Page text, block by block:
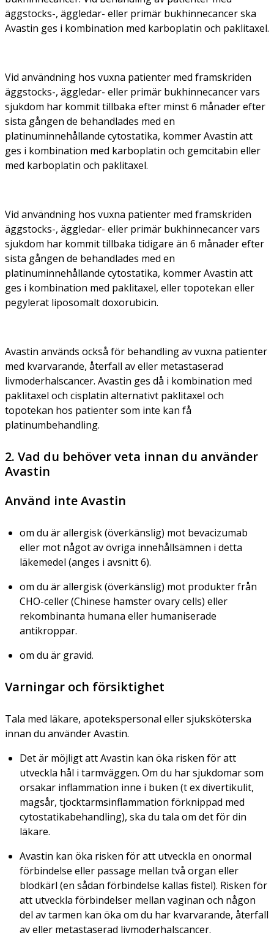
äggstocks-, äggledar- eller primär bukhinnecancer ska
Avastin ges i kombination med karboplatin och paklitaxel.
Vid användning hos vuxna patienter med framskriden
äggstocks-, äggledar- eller primär bukhinnecancer vars
sjukdom har kommit tillbaka efter minst 6 månader efter
sista gången de behandlades med en
platinuminnehållande cytostatika, kommer Avastin att
ges i kombination med karboplatin och gemcitabin eller
med karboplatin och paklitaxel.
Vid användning hos vuxna patienter med framskriden
äggstocks-, äggledar- eller primär bukhinnecancer vars
sjukdom har kommit tillbaka tidigare än 6 månader efter
sista gången de behandlades med en
platinuminnehållande cytostatika, kommer Avastin att
ges i kombination med paklitaxel, eller topotekan eller
pegylerat liposomalt doxorubicin.
Avastin används också för behandling av vuxna patienter
med kvarvarande, återfall av eller metastaserad
livmoderhalscancer. Avastin ges då i kombination med
paklitaxel och cisplatin alternativt paklitaxel och
topotekan hos patienter som inte kan få
platinumbehandling.
2. Vad du behöver veta innan du använder
Avastin
Använd inte Avastin
om du är allergisk (överkänslig) mot bevacizumab
eller mot något av övriga innehållsämnen i detta
läkemedel (anges i avsnitt 6).
om du är allergisk (överkänslig) mot produkter från
CHO-celler (Chinese hamster ovary cells) eller
rekombinanta humana eller humaniserade
antikroppar.
om du är gravid.
Varningar och försiktighet
Tala med läkare, apotekspersonal eller sjuksköterska
innan du använder Avastin.
Det är möjligt att Avastin kan öka risken för att
utveckla hål i tarmväggen. Om du har sjukdomar som
orsakar inflammation inne i buken (t ex divertikulit,
magsår, tjocktarmsinflammation förknippad med
cytostatikabehandling), ska du tala om det för din
läkare.
Avastin kan öka risken för att utveckla en onormal
förbindelse eller passage mellan två organ eller
blodkärl (en sådan förbindelse kallas fistel). Risken för
att utveckla förbindelser mellan vaginan och någon
del av tarmen kan öka om du har kvarvarande, återfall
av eller metastaserad livmoderhalscancer.